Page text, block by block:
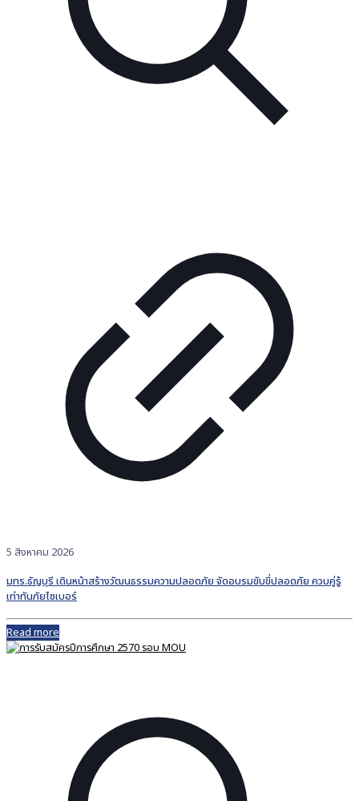
5 สิงหาคม 2026
มทร.ธัญบุรี เดินหน้าสร้างวัฒนธรรมความปลอดภัย จัดอบรมขับขี่ปลอดภัย ควบคู่รู้
เท่าทันภัยไซเบอร์
Read more